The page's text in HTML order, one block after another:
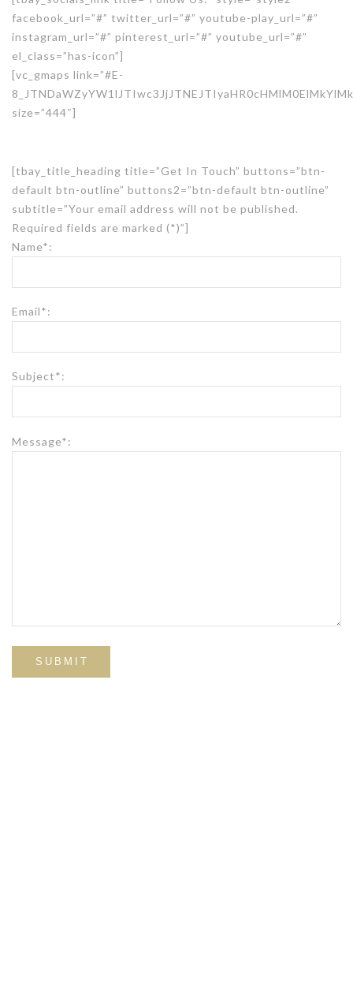
facebook_url=”#” twitter_url=”#” youtube-play_url=”#”
instagram_url=”#” pinterest_url=”#” youtube_url=”#”
el_class=”has-icon”]
[vc_gmaps link=”#E-
size=”444″]
[tbay_title_heading title=”Get In Touch” buttons=”btn-
default btn-outline” buttons2=”btn-default btn-outline”
subtitle=”Your email address will not be published.
Required fields are marked (*)”]
Name*:
Email*:
Subject*:
Message*: